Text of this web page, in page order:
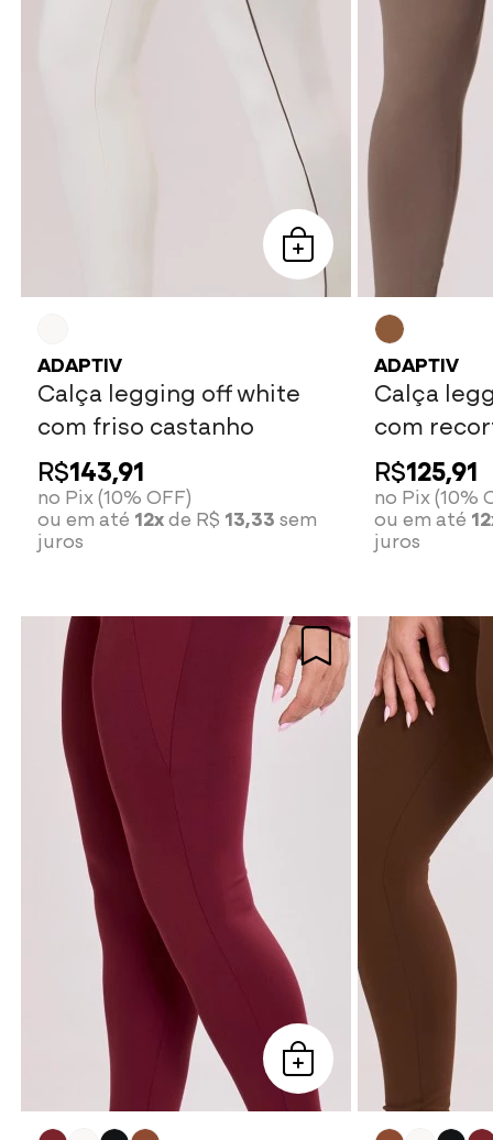
ADAPTIV
Calça legging off white
com friso castanho
R$143,91
no Pix (10% OFF)
ou em até 12xde R$ 13,33 sem
juros
ADAPTIV
Calça
com
R$125,91
no Pix (10%
ou em até
juros